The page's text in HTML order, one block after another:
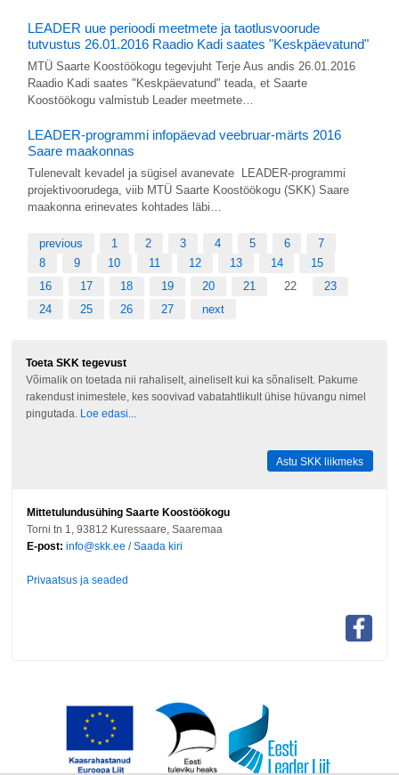
LEADER uue perioodi meetmete ja taotlusvoorude
tutvustus 26.01.2016 Raadio Kadi saates "Keskpäevatund"
MTÜ Saarte Koostöökogu tegevjuht Terje Aus andis 26.01.2016
Raadio Kadi saates "Keskpäevatund" teada, et Saarte
Koostöökogu valmistub Leader meetmete…
LEADER-programmi infopäevad veebruar-märts 2016
Saare maakonnas
Tulenevalt kevadel ja sügisel avanevate LEADER-programmi
projektivoorudega, viib MTÜ Saarte Koostöökogu (SKK) Saare
maakonna erinevates kohtades läbi…
previous 1 2 3 4 5 6
7
8
9 10 11 12 13 14
15
16
17 18 19 20 21 22
23
24
25 26 27 next
Toeta SKK tegevust
Võimalik on toetada nii rahaliselt, aineliselt kui ka sõnaliselt. Pakume
rakendust inimestele, kes soovivad vabatahtlikult ühise hüvangu nimel
pingutada.
Loe edasi...
Astu SKK liikmeks
Mittetulundusühing Saarte Koostöökogu
Torni tn 1, 93812 Kuressaare, Saaremaa
E-post: info@skk.ee /Saada kiri
Privaatsus ja seaded